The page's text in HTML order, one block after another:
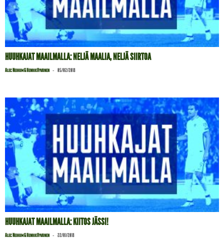
HUUHKAJAT MAAILMALLA: NELJÄ MAALIA, NELJÄ SIIRTOA
Alec Neihum & Henrik Hyvönen - 05/02/2018
HUUHKAJAT MAAILMALLA: KIITOS JÄSSI!
Alec Neihum & Henrik Hyvönen - 22/01/2018